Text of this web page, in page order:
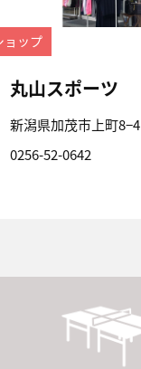
ョップ
丸山スポーツ
新潟県加茂市上町8−4
0256-52-0642